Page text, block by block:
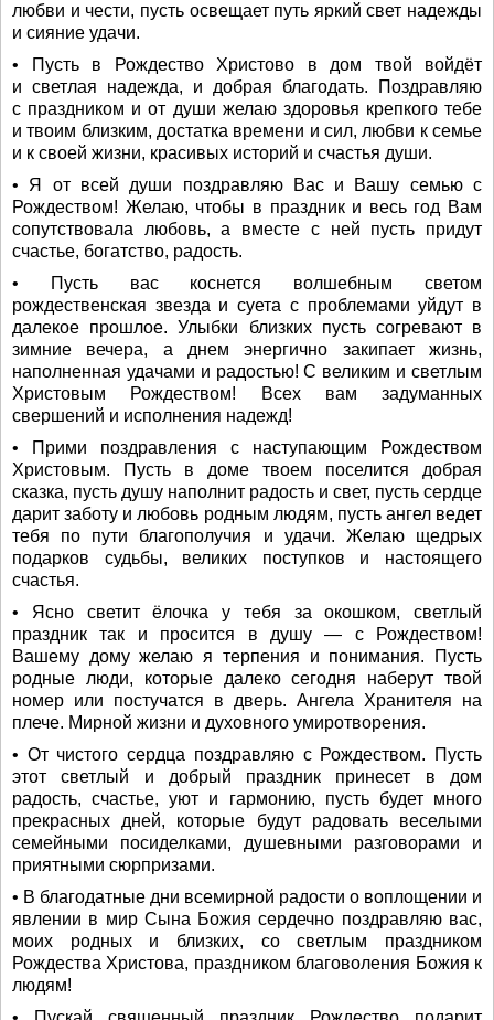
любви и чести, пусть освещает путь яркий свет надежды
и сияние удачи.
• Пусть в Рождество Христово в дом твой войдёт
и светлая надежда, и добрая благодать. Поздравляю
с праздником и от души желаю здоровья крепкого тебе
и твоим близким, достатка времени и сил, любви к семье
и к своей жизни, красивых историй и счастья души.
• Я от всей души поздравляю Вас и Вашу семью с
Рождеством! Желаю, чтобы в праздник и весь год Вам
сопутствовала любовь, а вместе с ней пусть придут
счастье, богатство, радость.
• Пусть вас коснется волшебным светом
рождественская звезда и суета с проблемами уйдут в
далекое прошлое. Улыбки близких пусть согревают в
зимние вечера, а днем энергично закипает жизнь,
наполненная удачами и радостью! С великим и светлым
Христовым Рождеством! Всех вам задуманных
свершений и исполнения надежд!
• Прими поздравления с наступающим Рождеством
Христовым. Пусть в доме твоем поселится добрая
сказка, пусть душу наполнит радость и свет, пусть сердце
дарит заботу и любовь родным людям, пусть ангел ведет
тебя по пути благополучия и удачи. Желаю щедрых
подарков судьбы, великих поступков и настоящего
счастья.
• Ясно светит ёлочка у тебя за окошком, светлый
праздник так и просится в душу — с Рождеством!
Вашему дому желаю я терпения и понимания. Пусть
родные люди, которые далеко сегодня наберут твой
номер или постучатся в дверь. Ангела Хранителя на
плече. Мирной жизни и духовного умиротворения.
• От чистого сердца поздравляю с Рождеством. Пусть
этот светлый и добрый праздник принесет в дом
радость, счастье, уют и гармонию, пусть будет много
прекрасных дней, которые будут радовать веселыми
семейными посиделками, душевными разговорами и
приятными сюрпризами.
• В благодатные дни всемирной радости о воплощении и
явлении в мир Сына Божия сердечно поздравляю вас,
моих родных и близких, со светлым праздником
Рождества Христова, праздником благоволения Божия к
людям!